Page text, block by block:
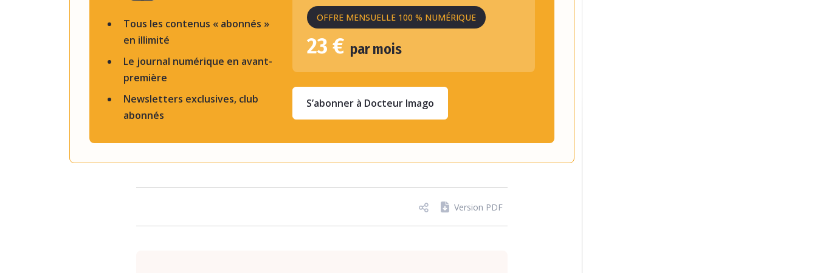
Tous les contenus « abonnés »
en illimité
Le journal numérique en avant-
première
Newsletters exclusives, club
abonnés
OFFRE MENSUELLE 100 % NUMÉRIQUE
23 € par mois
S’abonner à Docteur Imago
Version PDF